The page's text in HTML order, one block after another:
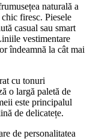
naturală a
firesc. Piesele
casual sau smart
vestimentare
îndeamnă la cât mai
cu tonuri
o largă paletă de
este principalul
de delicatețe.
de personalitatea